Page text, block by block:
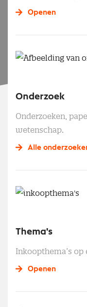
Openen
Onderzoek
Onderzoeken,
wetenschap.
Alle
Thema's
Inkoopthema’s op
Openen